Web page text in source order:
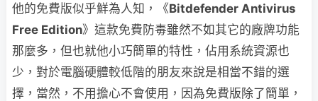
他的免費版似乎鮮為人知，《Bitdefender Antivirus
Free Edition》這款免費防毒雖然不如其它的廠牌功能
那麼多，但也就他小巧簡單的特性，佔用系統資源也
少，對於電腦硬體較低階的朋友來說是相當不錯的選
擇，當然，不用擔心不會使用，因為免費版除了簡單，